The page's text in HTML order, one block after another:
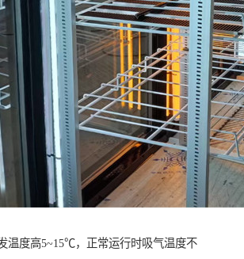
温度高5~15℃，正常运行时吸气温度不